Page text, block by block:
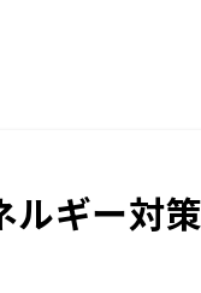
ルギー対